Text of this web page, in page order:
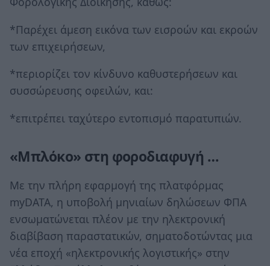
*Παρέχει άμεση εικόνα των εισροών και εκροών
των επιχειρήσεων,
*περιορίζει τον κίνδυνο καθυστερήσεων και
συσσώρευσης οφειλών, και:
*επιτρέπει ταχύτερο εντοπισμό παρατυπιών.
«Μπλόκο» στη φοροδιαφυγή …
Με την πλήρη εφαρμογή της πλατφόρμας
myDATA, η υποβολή μηνιαίων δηλώσεων ΦΠΑ
ενσωματώνεται πλέον με την ηλεκτρονική
διαβίβαση παραστατικών, σηματοδοτώντας μια
νέα εποχή «ηλεκτρονικής λογιστικής» στην